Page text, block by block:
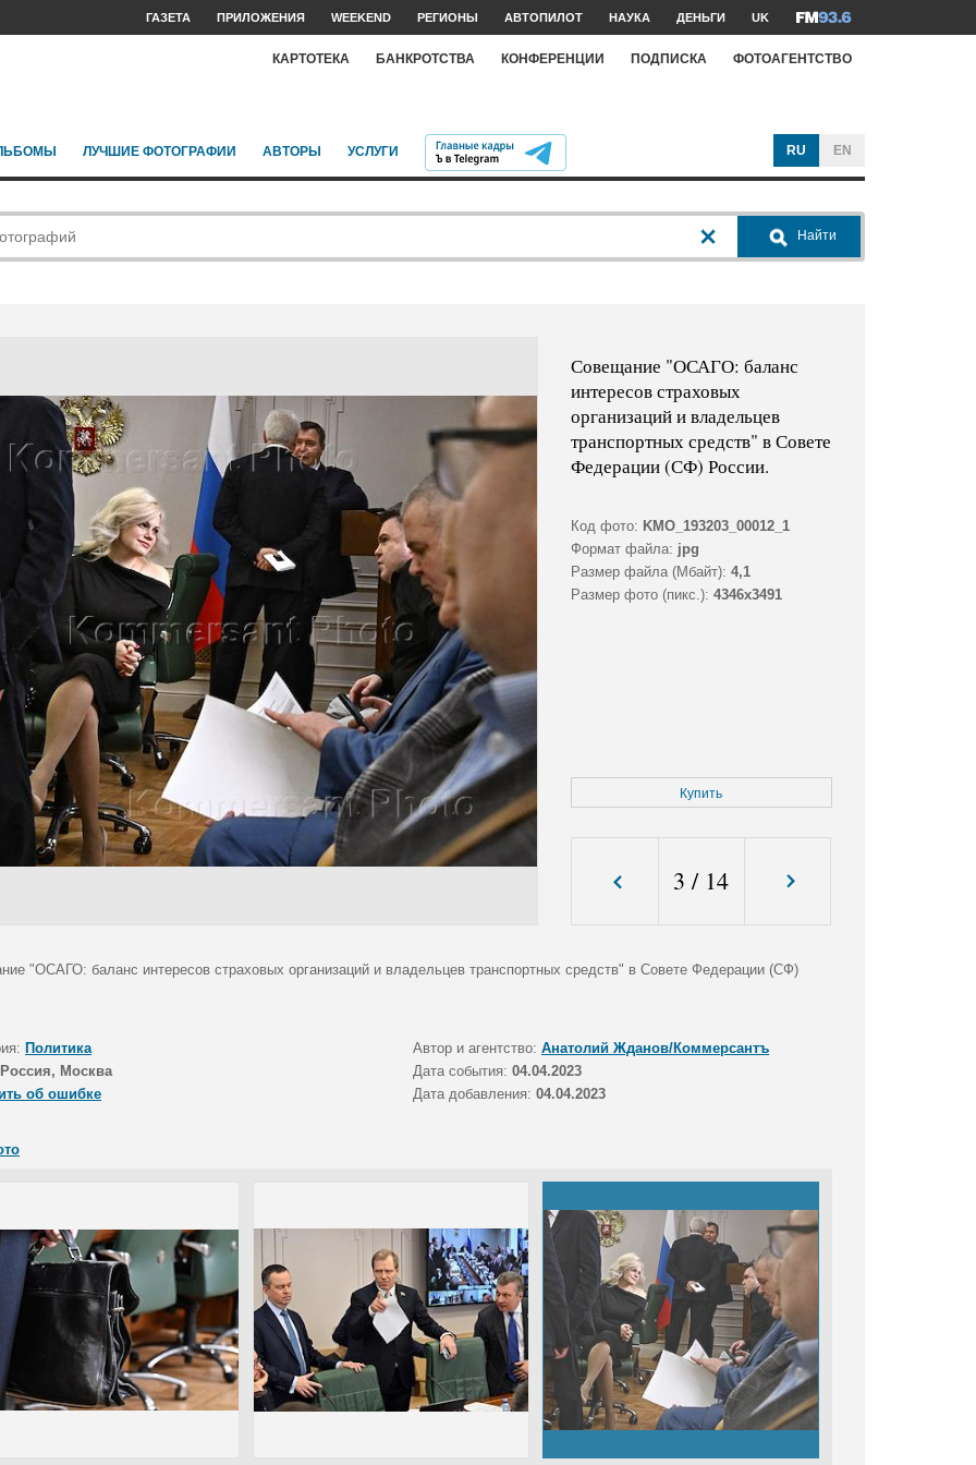
ГАЗЕТА ПРИЛОЖЕНИЯ WEEKEND РЕГИОНЫ АВТОПИЛОТ НАУКА ДЕНЬГИ UK
КАРТОТЕКА БАНКРОТСТВА КОНФЕРЕНЦИИ ПОДПИСКА ФОТОАГЕНТСТВО
ЛУЧШИЕ ФОТОГРАФИИ АВТОРЫ УСЛУГИ RU EN
Найти
Совещание "ОСАГО: баланс
интересов страховых
организаций и владельцев
транспортных средств" в Совете
Федерации (СФ) России.
Код фото: KMO_193203_00012_1
Формат файла: jpg
Размер файла (Мбайт): 4,1
Размер фото (пикс.): 4346x3491
Купить
3 / 14
"ОСАГО: баланс интересов страховых организаций и владельцев транспортных средств" в Совете Федерации (СФ)
Политика Автор и агентство: Анатолий Жданов/Коммерсантъ
Россия, Москва Дата события: 04.04.2023
об ошибке
Дата добавления: 04.04.2023